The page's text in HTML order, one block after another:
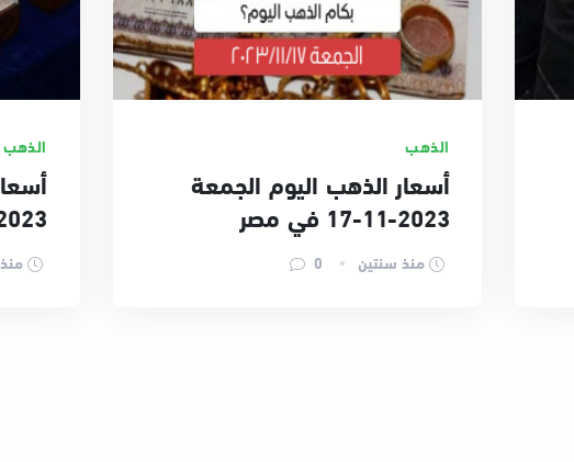
الذهب
أسعار الذهب اليوم الجمعة
2023-11-17 في مصر
منذ سنتين
الذهب
2023-11-16 في